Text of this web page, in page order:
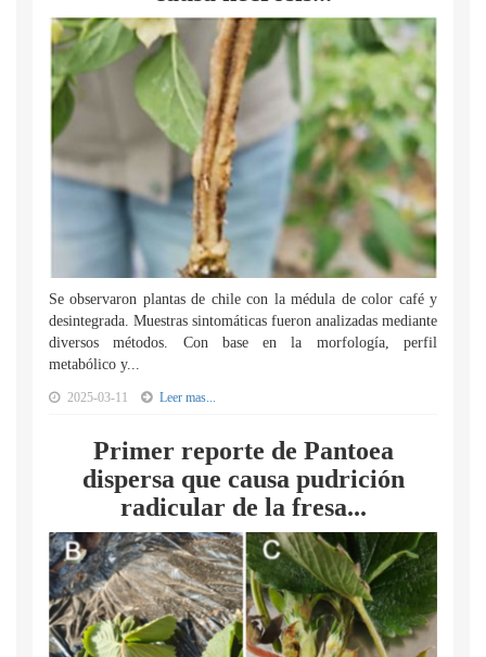
Se observaron plantas de chile con la médula de color café y
desintegrada. Muestras sintomáticas fueron analizadas mediante
diversos métodos. Con base en la morfología, perfil
metabólico y...
2025-03-11 Leer mas...
Primer reporte de Pantoea
dispersa que causa pudrición
radicular de la fresa...